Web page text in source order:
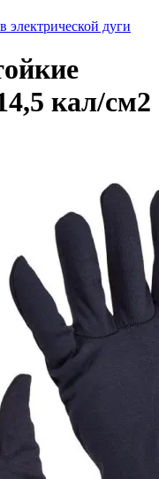
электрической дуги
кал/см2